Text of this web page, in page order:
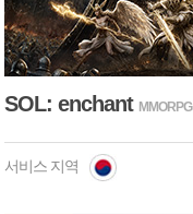
netmarble
SOL: enchant MMORPG
서비스 지역